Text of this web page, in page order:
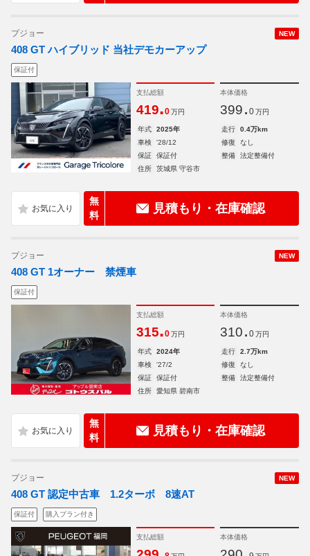
NEW
プジョー
408 GT ハイブリッド 当社デモカーアップ
保証付
支払総額
419.0 万円
本体価格
399. 0 万円
年式 2025年 走行
0.4万km
車検
'28/12 修復
なし
保証
保証付 整備
法定整備付
住所
茨城県 守谷市
無
料
見積もり・在庫確認
NEW
プジョー
408 GT 1オーナー 禁煙車
保証付
支払総額
315.0 万円
本体価格
310. 0 万円
年式 2024年 走行
2.7万km
車検
'27/2 修復
なし
保証
保証付 整備
法定整備付
住所
愛知県 碧南市
無
料
見積もり・在庫確認
NEW
プジョー
408 GT 認定中古車 1.2ターボ 8速AT
保証付 購入プラン付き
支払総額 本体価格